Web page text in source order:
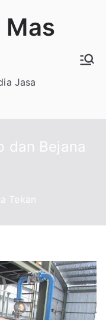
Mas
Jasa
dan Bejana
Tekan